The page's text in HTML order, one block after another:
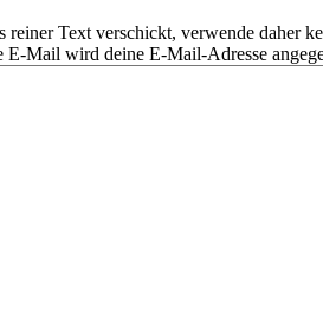
reiner Text verschickt, verwende daher
Mail wird deine E-Mail-Adresse